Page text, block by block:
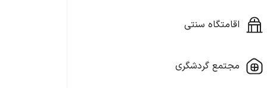
اقامتگاه سنتی
مجتمع گردشگری